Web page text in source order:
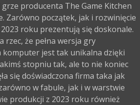
producenta The Game Kitchen
Zarówno początek, jak i rozwinięcie
roku prezentują się doskonale.
rzec, że pełna wersja gry
jest tak unikalna dzięki
stopniu tak, ale to nie koniec
się doświadczona firma taka jak
w fabule, jak i w warstwie
produkcji z 2023 roku również